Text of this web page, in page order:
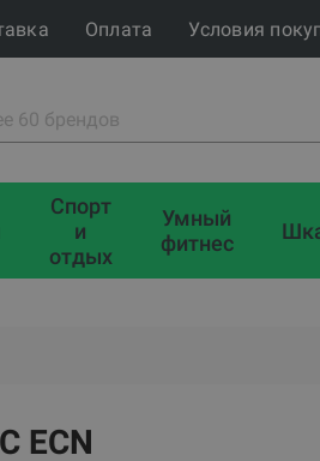
Оплата Условия
Спорт
и
отдых
Умный
фитнес
ECN